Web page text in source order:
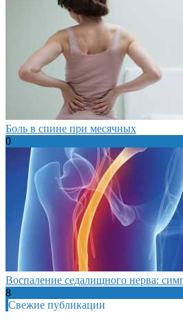
Боль в спине при месячных
0
Воспаление седалищного нерва:
8
Свежие публикации